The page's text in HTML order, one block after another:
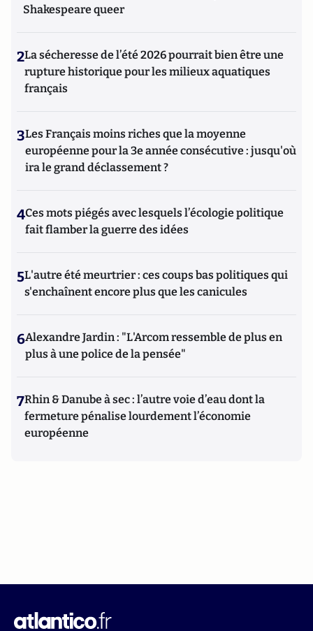
Shakespeare queer
2La sécheresse de l’été 2026 pourrait bien être une
rupture historique pour les milieux aquatiques
français
3Les Français moins riches que la moyenne
européenne pour la 3e année consécutive : jusqu'où
ira le grand déclassement ?
4Ces mots piégés avec lesquels l’écologie politique
fait flamber la guerre des idées
5L'autre été meurtrier : ces coups bas politiques qui
s'enchaînent encore plus que les canicules
6Alexandre Jardin : "L'Arcom ressemble de plus en
plus à une police de la pensée"
7Rhin & Danube à sec : l’autre voie d’eau dont la
fermeture pénalise lourdement l’économie
européenne